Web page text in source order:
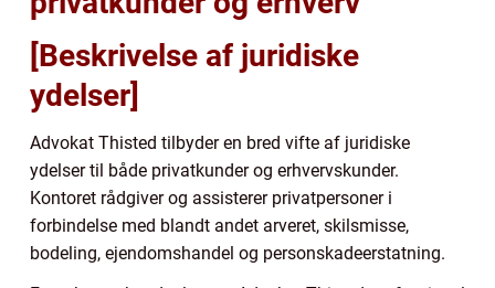
[Beskrivelse af juridiske
ydelser]
Advokat Thisted tilbyder en bred vifte af juridiske
ydelser til både privatkunder og erhvervskunder.
Kontoret rådgiver og assisterer privatpersoner i
forbindelse med blandt andet arveret, skilsmisse,
bodeling, ejendomshandel og personskadeerstatning.